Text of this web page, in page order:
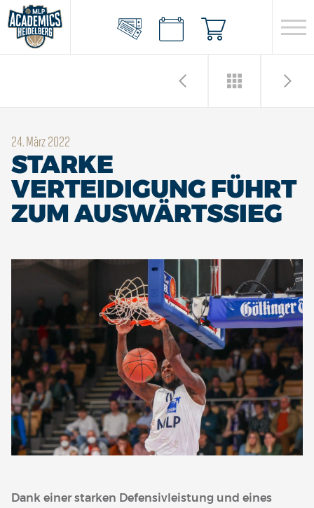
24. März 2022
STARKE
VERTEIDIGUNG FÜHRT
ZUM AUSWÄRTSSIEG
Dank einer starken Defensivleistung und eines